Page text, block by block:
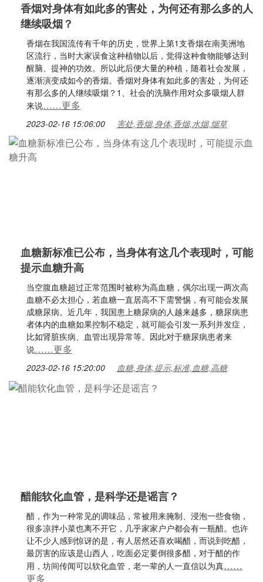
香烟对身体有如此多的害处，为何还有那么多的人
继续吸烟？
香烟在我国流传有千年的历史，世界上第1支香烟在南美洲地
区流行，当时大家误食这种植物以后，觉得这种食物能够达到
醒脑、提神的功效。所以此后便大量的种植，随着社会发展，
逐渐演变成如今的香烟。香烟对身体有如此多的害处，为何还
有那么多的人继续吸烟？1、社会的洗脑作用对众多吸烟人群
来说……更多
2023-02-16 15:06:00 害处,香烟,身体,香烟,水烟,烟草
血糖新标准已公布，当身体有这几个表现时，可能
提示血糖升高
当空腹血糖超过正常范围时被称为高血糖，偶尔出现一两次高
血糖不必太担心，若血糖一直居高不下需警惕，有可能会发展
成糖尿病。近几年，我国患上糖尿病的人越来越多，糖尿病患
者体内的血糖如果控制不稳定，就可能会引发一系列并发症，
比如肾脏疾病、血管出现异常等。因此对于糖尿病患者来
说……更多
2023-02-16 15:20:00 血糖,身体,提示,标准,血糖,高糖
醋能软化血管，是科学还是谣言？
醋，作为一种常见的调味品，常被用来腌制、浸泡一些食物，
很多凉拌小菜也离不开它，几乎家家户户都会有一瓶醋。也许
让不少人感到惊讶的是，有人居然还喜欢喝醋，而说到吃醋，
最厉害的应该是山西人，吃面必定要倒很多醋，对于醋的作
用，坊间传闻可以软化血管，老一辈的人一直信以为真……
更多